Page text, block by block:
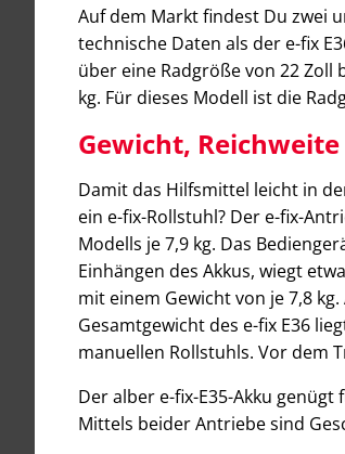
Auf dem Markt findest Du zwei
technische Daten als der e-fix
über eine Radgröße von 22 Zoll
kg. Für dieses Modell ist die
Gewicht,
Damit das Hilfsmittel leicht in
ein e-fix-Rollstuhl? Der e-fix-
Modells je 7,9 kg. Das
Einhängen des Akkus, wiegt
mit einem Gewicht von je 7,8
Gesamtgewicht des e-fix E36
manuellen Rollstuhls. Vor dem
Der alber e-fix-E35-Akku genügt
Mittels beider Antriebe sind